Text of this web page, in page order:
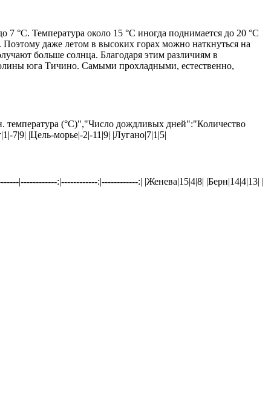
°C. Температура около 15 °C иногда поднимается до 20 °C
Поэтому даже летом в высоких горах можно наткнуться на
больше солнца. Благодаря этим различиям в
юга Тичино. Самыми прохладными, естественно,
(°C)","Число дождливых дней":"Количество
7|9| |Цель-морье|-2|-11|9| |Лугано|7|1|5|
|------------:|------------:|------------:| |Женева|15|4|8| |Берн|14|4|13| |